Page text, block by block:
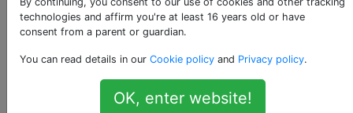
Android erstellt
0
Unter OSX Yosemite versuche ich, FFmpeg
mit eingeschlossener Freetype-Bibliothek zu
erstellen (ich benötige es für den DrawText-
technologies and affirm you're at least 16 years old or have
consent from a parent or guardian.
You can read details in our Cookie policy and Privacy policy.
OK, enter website!